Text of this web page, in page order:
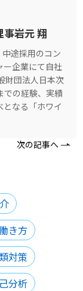
岩元 翔
途採用のコン
企業にて自社
財団法人日本次
での経験、実績
なる「ホワイ
次の記事へ
き方
対策
分析